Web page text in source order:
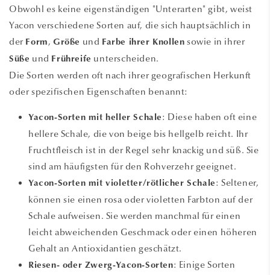
Obwohl es keine eigenständigen "Unterarten" gibt, weist
Yacon verschiedene Sorten auf, die sich hauptsächlich in
der Form ,Größe und Farbe ihrer Knollen sowie in ihrer
Süße und Frühreife unterscheiden.
Die Sorten werden oft nach ihrer geografischen Herkunft
oder spezifischen Eigenschaften benannt:
Yacon-Sorten mit heller Schale : Diese haben oft eine
hellere Schale, die von beige bis hellgelb reicht. Ihr
Fruchtfleisch ist in der Regel sehr knackig und süß. Sie
sind am häufigsten für den Rohverzehr geeignet.
Yacon-Sorten mit violetter/rötlicher Schale : Seltener,
können sie einen rosa oder violetten Farbton auf der
Schale aufweisen. Sie werden manchmal für einen
leicht abweichenden Geschmack oder einen höheren
Gehalt an Antioxidantien geschätzt.
Riesen- oder Zwerg-Yacon-Sorten: Einige Sorten